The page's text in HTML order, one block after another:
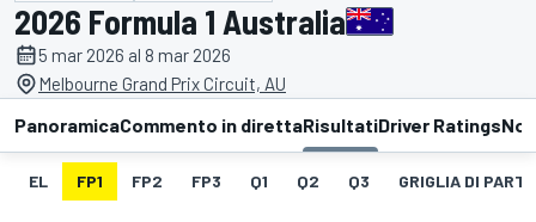
2026 Formula 1 Australia
5 mar 2026 al 8 mar 2026
Melbourne Grand Prix Circuit, AU
PanoramicaCommento in direttaRisultatiDriver Ratings
EL FP1 FP2 FP3 Q1 Q2 Q3 GRIGLIA DI